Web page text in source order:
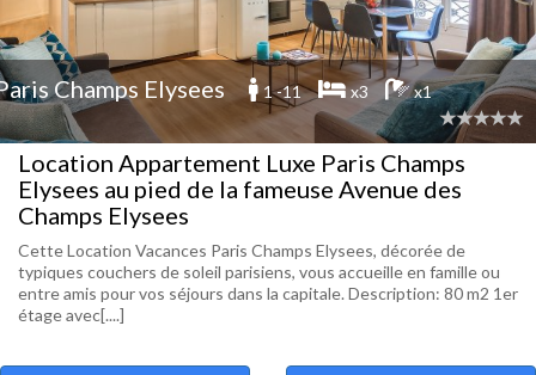
Champs Elysees 1 -11 x3 x1
Location Appartement Luxe Paris Champs
Elysees au pied de la fameuse Avenue des
Champs Elysees
Cette Location Vacances Paris Champs Elysees, décorée de
typiques couchers de soleil parisiens, vous accueille en famille ou
entre amis pour vos séjours dans la capitale. Description: 80 m2 1er
étage avec[....]